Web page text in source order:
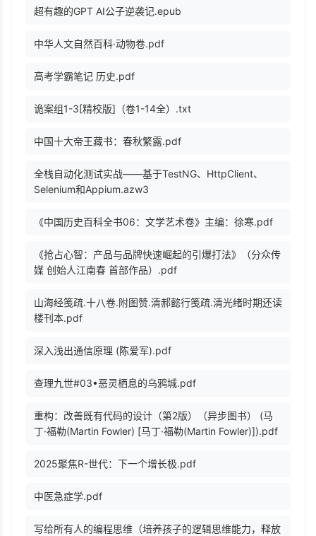
超有趣的GPT AI公子逆袭记.epub
中华人文自然百科·动物卷.pdf
高考学霸笔记 历史.pdf
诡案组1-3[精校版]（卷1-14全）.txt
中国十大帝王藏书：春秋繁露.pdf
全栈自动化测试实战——基于TestNG、HttpClient、
Selenium和Appium.azw3
《中国历史百科全书06：文学艺术卷》主编：徐寒.pdf
《抢占心智：产品与品牌快速崛起的引爆打法》（分众传
媒 创始人江南春 首部作品）.pdf
山海经笺疏.十八卷.附图赞.清郝懿行笺疏.清光绪时期还读
楼刊本.pdf
深入浅出通信原理 (陈爱军).pdf
查理九世#03•恶灵栖息的乌鸦城.pdf
重构：改善既有代码的设计（第2版）（异步图书） (马
丁·福勒(Martin Fowler) [马丁·福勒(Martin Fowler)]).pdf
2025聚焦R-世代：下一个增长极.pdf
中医急症学.pdf
写给所有人的编程思维（培养孩子的逻辑思维能力，释放